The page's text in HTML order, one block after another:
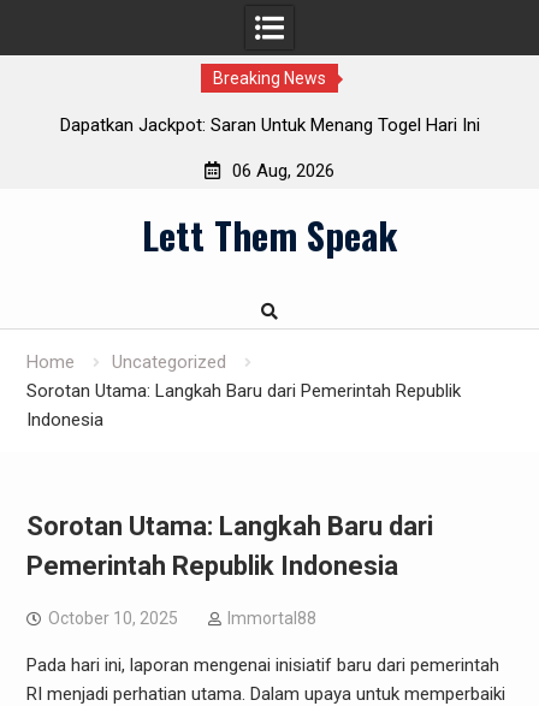
Breaking News
Dapatkan Jackpot: Saran Untuk Menang Togel Hari Ini
06 Aug, 2026
Lett Them Speak
Home
Uncategorized
Sorotan Utama: Langkah Baru dari Pemerintah Republik
Indonesia
Sorotan Utama: Langkah Baru dari
Pemerintah Republik Indonesia
October 10, 2025 Immortal88
Pada hari ini, laporan mengenai inisiatif baru dari pemerintah
RI menjadi perhatian utama. Dalam upaya untuk memperbaiki